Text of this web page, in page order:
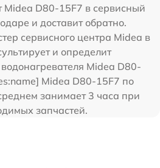
Midea D80-15F7 в сервисный
и доставит обратно.
сервисного центра Midea в
и определит
Midea D80-
Midea D80-15F7 по
занимает 3 часа при
запчастей.